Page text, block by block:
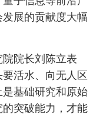
展的贡献度大幅
院长刘陈立表
活水、向无人区
基础研究和原始
突破能力，才能